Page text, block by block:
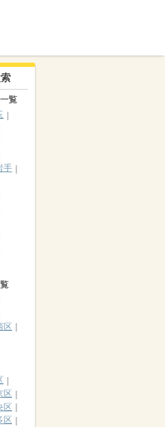
覧
手
区
区
区
区